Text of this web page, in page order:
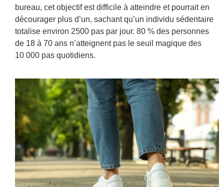
bureau, cet objectif est difficile à atteindre et pourrait en
décourager plus d’un, sachant qu’un individu sédentaire
totalise environ 2500 pas par jour. 80 % des personnes
de 18 à 70 ans n’atteignent pas le seuil magique des
10 000 pas quotidiens.